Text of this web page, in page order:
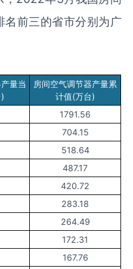
名前三的省市分别为广
量当
房间空气调节器产量累
计值(万台)
1791.56
704.15
518.64
487.17
420.72
283.18
264.49
172.31
167.76